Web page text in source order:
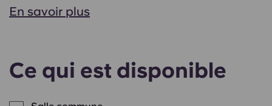
En savoir plus
Ce qui est disponible